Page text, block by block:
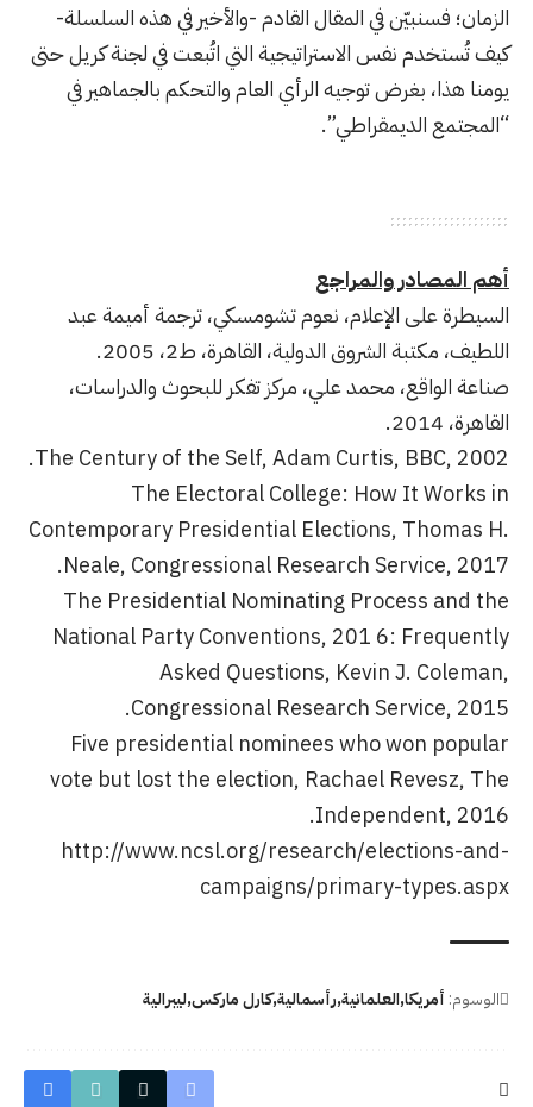
الزمان؛ فسنبيّن في المقال القادم -والأخير في هذه السلسلة-
كيف تُستخدم نفس الاستراتيجية التي اتُبعت في لجنة كريل حتى
يومنا هذا، بغرض توجيه الرأي العام والتحكم بالجماهير في
“المجتمع الديمقراطي”.
أهم المصادر والمراجع
السيطرة على الإعلام، نعوم تشومسكي، ترجمة أميمة عبد
اللطيف، مكتبة الشروق الدولية، القاهرة، ط2، 2005.
صناعة الواقع، محمد علي، مركز تفكر للبحوث والدراسات،
القاهرة، 2014.
The Century of the Self, Adam Curtis, BBC, 2002.
The Electoral College: How It Works in
Contemporary Presidential Elections, Thomas H.
Neale, Congressional Research Service, 2017.
The Presidential Nominating Process and the
National Party Conventions, 201 6: Frequently
Asked Questions, Kevin J. Coleman,
Congressional Research Service, 2015.
Five presidential nominees who won popular
vote but lost the election, Rachael Revesz, The
Independent, 2016.
http://www.ncsl.org/research/elections-and-
campaigns/primary-types.aspx
الوسوم: أمريكاالعلمانية رأسماليةكارل ماركسليبرالية